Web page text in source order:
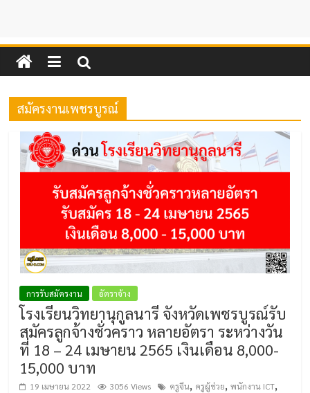
สมัครงานเพชรบูรณ์
การรับสมัครงาน อัตราจ้าง
โรงเรียนวิทยานุกูลนารี จังหวัดเพชรบูรณ์รับ
สมัครลูกจ้างชั่วคราว หลายอัตรา ระหว่างวัน
ที่ 18 – 24 เมษายน 2565 เงินเดือน 8,000-
15,000 บาท
19 เมษายน 2022 3056 Views ครูจีน, ครูผู้ช่วย,พนักงาน ICT,